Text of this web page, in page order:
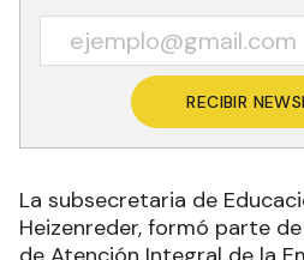
RECIBIR
La subsecretaria de
Heizenreder, formó parte